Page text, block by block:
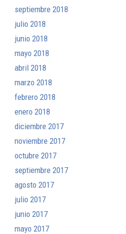
septiembre 2018
julio 2018
junio 2018
mayo 2018
abril 2018
marzo 2018
febrero 2018
enero 2018
diciembre 2017
noviembre 2017
octubre 2017
septiembre 2017
agosto 2017
julio 2017
junio 2017
mayo 2017